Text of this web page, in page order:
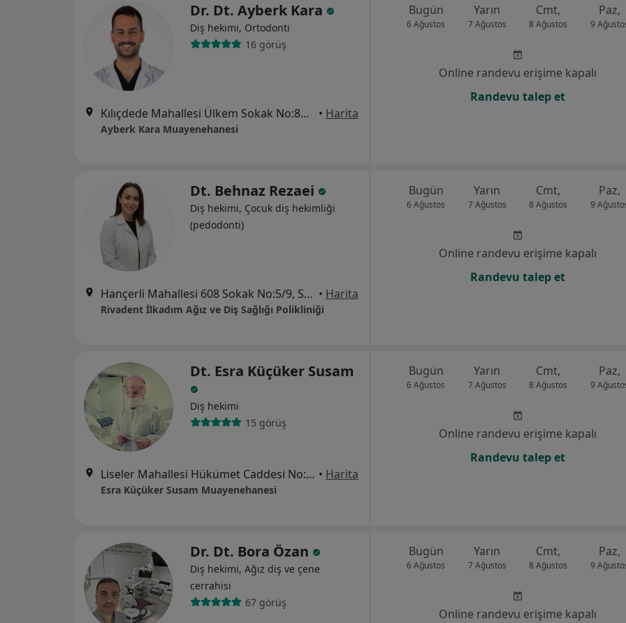
Dr. Dt. Ayberk Kara
Diş hekimi, Ortodonti
16 görüş
Kılıçdede Mahallesi Ülkem Sokak No:8B/32, İlkadım • Harita
Ayberk Kara Muayenehanesi
Bugün
6 Ağustos
Yarın
7 Ağustos
Cmt,
8 Ağustos
Paz,
9
Online randevu erişime kapalı
Randevu talep et
Dt. Behnaz Rezaei
Diş hekimi, Çocuk diş hekimliği
(pedodonti)
Hançerli Mahallesi 608 Sokak No:5/9, Samsun • Harita
Rivadent İlkadım Ağız ve Diş Sağlığı Polikliniği
Bugün
6 Ağustos
Yarın
7 Ağustos
Cmt,
8 Ağustos
Paz,
9
Online randevu erişime kapalı
Randevu talep et
Dt. Esra Küçüker Susam
Diş hekimi
15 görüş
Liseler Mahallesi Hükümet Caddesi No:103/101, Ünye • Harita
Esra Küçüker Susam Muayenehanesi
Bugün
6 Ağustos
Yarın
7 Ağustos
Cmt,
8 Ağustos
Paz,
9
Online randevu erişime kapalı
Randevu talep et
Dr. Dt. Bora Özan
Diş hekimi, Ağız diş ve çene
cerrahisi
67 görüş
Bugün
6 Ağustos
Yarın
7 Ağustos
Cmt,
8 Ağustos
Paz,
9
Online randevu erişime kapalı